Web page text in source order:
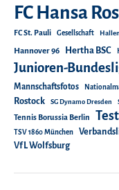
FC Hansa
FC St. Pauli Gesellschaft
Hannover 96 Hertha BSC
Junioren-
Mannschaftsfotos
Rostock SG Dynamo Dresden
Tennis Borussia Berlin
TSV 1860 München
VfL Wolfsburg